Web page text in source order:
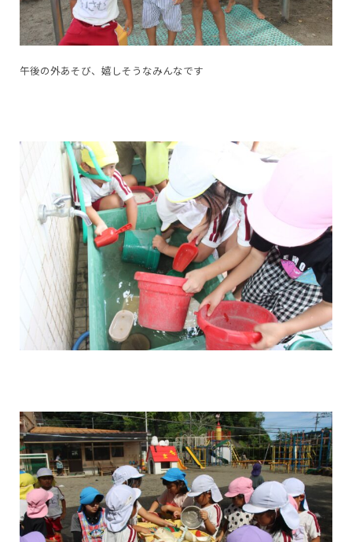
午後の外あそび、嬉しそうなみんなです